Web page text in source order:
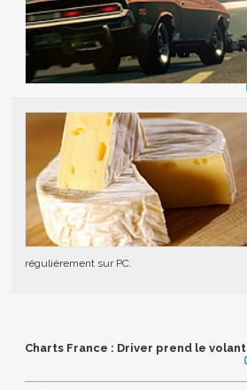
régulièrement sur PC.
Charts France : Driver prend le volant